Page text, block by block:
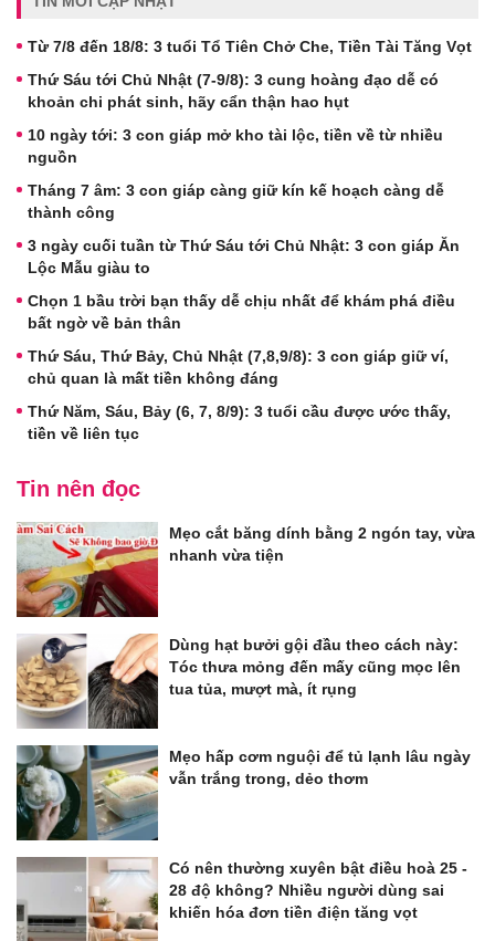
Từ 7/8 đến 18/8: 3 tuổi Tổ Tiên Chở Che, Tiền Tài Tăng Vọt
Thứ Sáu tới Chủ Nhật (7-9/8): 3 cung hoàng đạo dễ có
khoản chi phát sinh, hãy cẩn thận hao hụt
10 ngày tới: 3 con giáp mở kho tài lộc, tiền về từ nhiều
nguồn
Tháng 7 âm: 3 con giáp càng giữ kín kế hoạch càng dễ
thành công
3 ngày cuối tuần từ Thứ Sáu tới Chủ Nhật: 3 con giáp Ăn
Lộc Mẫu giàu to
Chọn 1 bầu trời bạn thấy dễ chịu nhất để khám phá điều
bất ngờ về bản thân
Thứ Sáu, Thứ Bảy, Chủ Nhật (7,8,9/8): 3 con giáp giữ ví,
chủ quan là mất tiền không đáng
Thứ Năm, Sáu, Bảy (6, 7, 8/9): 3 tuổi cầu được ước thấy,
tiền về liên tục
Tin nên đọc
Mẹo cắt băng dính bằng 2 ngón tay, vừa
nhanh vừa tiện
Dùng hạt bưởi gội đầu theo cách này:
Tóc thưa mỏng đến mấy cũng mọc lên
tua tủa, mượt mà, ít rụng
Mẹo hấp cơm nguội để tủ lạnh lâu ngày
vẫn trắng trong, dẻo thơm
Có nên thường xuyên bật điều hoà 25 -
28 độ không? Nhiều người dùng sai
khiến hóa đơn tiền điện tăng vọt